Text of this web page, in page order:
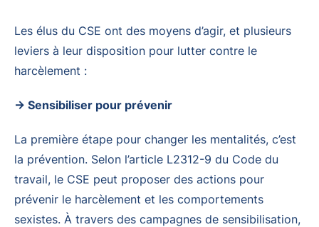
Les élus du CSE ont des moyens d’agir, et plusieurs
leviers à leur disposition pour lutter contre le
harcèlement :
→ Sensibiliser pour prévenir
La première étape pour changer les mentalités, c’est
la prévention. Selon l’article L2312-9 du Code du
travail, le CSE peut proposer des actions pour
prévenir le harcèlement et les comportements
sexistes. À travers des campagnes de sensibilisation,